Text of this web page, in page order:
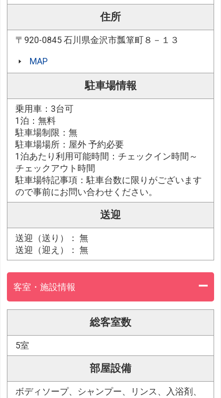
住所
〒920-0845 石川県金沢市瓢箪町８－１３
MAP
駐車場情報
乗用車：3台可
1泊：無料
駐車場制限：無
駐車場場所：屋外 予約必要
1泊あたり利用可能時間：チェックイン時間～
チェックアウト時間
駐車場特記事項：駐車台数に限りがございます
ので事前にお問い合わせください。
送迎
送迎（送り）： 無
送迎（迎え）： 無
客室・施設情報
総客室数
5室
部屋設備
ボディソープ、シャンプー、リンス、入浴剤、